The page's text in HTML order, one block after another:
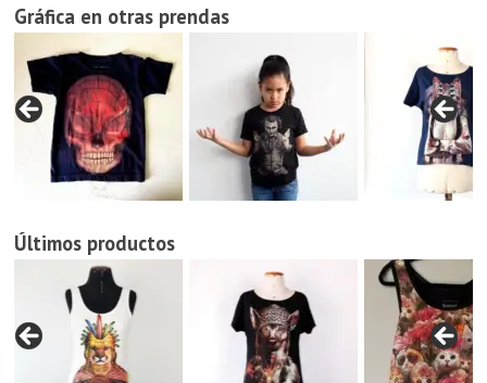
Gráfica en otras prendas
Últimos productos